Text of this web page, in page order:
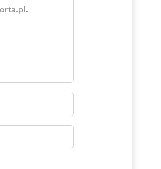
kopiowanie lub
odpowiedzialność karną